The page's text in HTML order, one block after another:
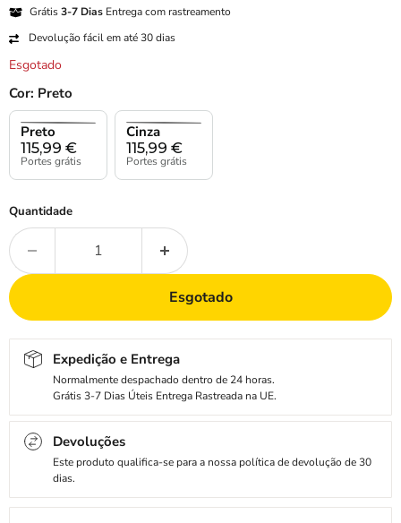
Grátis3-7 Dias Entrega com rastreamento
Devolução fácil em até 30 dias
Esgotado
Cor: Preto
115,99 €
Preto
Portes grátis
115,99 €
Cinza
Portes grátis
Quantidade
Esgotado
Expedição e Entrega
Normalmente despachado dentro de 24 horas.
Grátis 3-7 Dias Úteis Entrega Rastreada na UE.
Devoluções
Este produto qualifica-se para a nossa política de devolução de 30
dias.